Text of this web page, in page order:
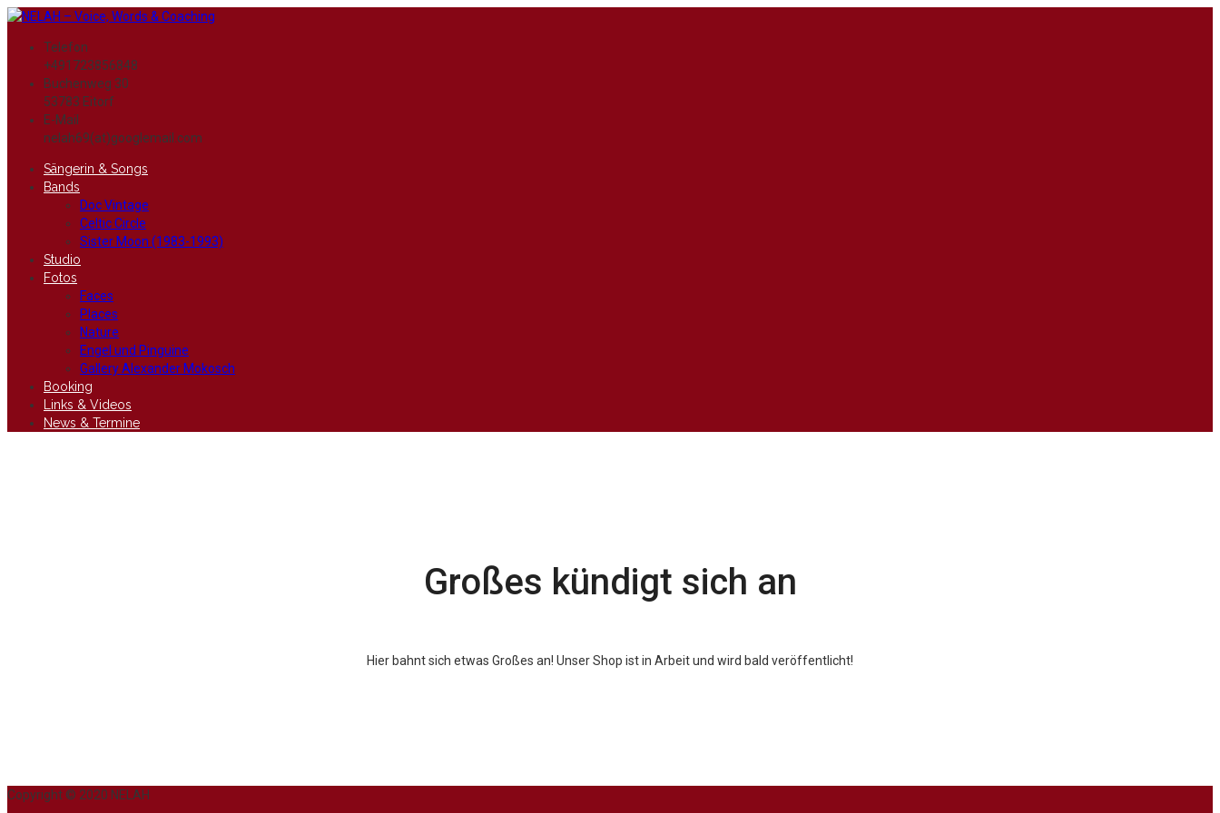
Telefon
+491723856848
Buchenweg 30
53783 Eitorf
E-Mail
nelah69(at)googlemail.com
Sängerin & Songs
Bands
Doc Vintage
Celtic Circle
Sister Moon (1983-1993)
Studio
Fotos
Faces
Places
Nature
Engel und Pinguine
Gallery Alexander Mokosch
Booking
Links & Videos
News & Termine
Großes kündigt sich an
Hier bahnt sich etwas Großes an! Unser Shop ist in Arbeit und wird bald veröffentlicht!
Copyright © 2020 NELAH